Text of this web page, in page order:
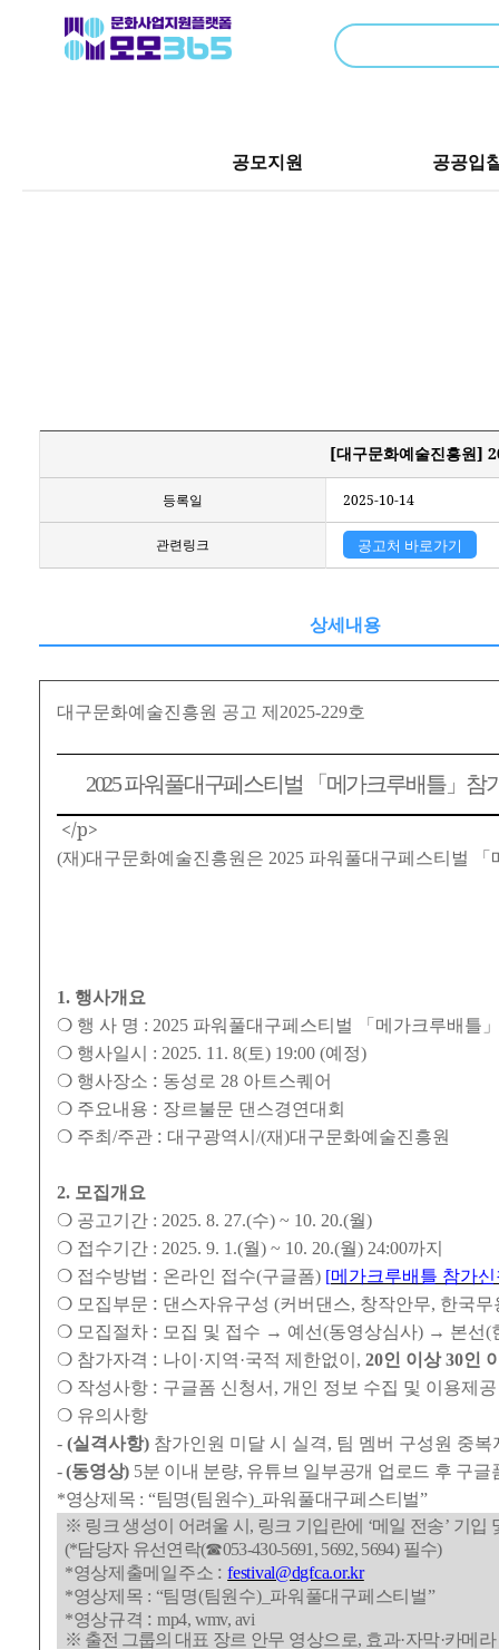
공모지원 공공입
[대구문화예술진흥원]
등록일 2025-10-14
관련링크 공고처 바로가기
상세내용
대구문화예술진흥원 공고 제 2025-229호
2025파워풀대구페스티벌 「 메가크루배틀」 참
</p>
(재)대구문화예술진흥원은 2025 파워풀대구페스티벌 「
1. 행사개요
❍ 행 사 명 : 2025 파워풀대구페스티벌 「 메가크루배틀 」
❍ 행사일시 : 2025. 11. 8(토) 19:00 (예정)
❍ 행사장소 : 동성로 28 아트스퀘어
❍ 주요내용 : 장르불문 댄스경연대회
❍ 주최 /주관 : 대구광역시 /(재)대구문화예술진흥원
2. 모집개요
❍ 공고기간 : 2025. 8. 27.(수) ~ 10. 20.(월)
❍ 접수기간 : 2025. 9. 1.(월) ~ 10. 20.(월) 24:00까지
❍ 접수방법 : 온라인 접수(구글폼) [메가크루배틀 참가신
❍ 모집부문 : 댄스자유구성 (커버댄스, 창작안무, 한국무
❍ 모집절차 : 모집 및 접수 → 예선(동영상심사) → 본선(
❍ 참가자격 : 나이 ·지역 ·국적 제한없이 , 20인 이상30인
❍ 작성사항 : 구글폼 신청서 , 개인 정보 수집 및 이용제
❍ 유의사항
- (실격사항) 참가인원 미달 시 실격, 팀 멤버 구성원 중복
-(동영상) 5분 이내 분량, 유튜브 일부공개 업로드 후 구글
*영상제목 : “팀명(팀원수)_ 파워풀대구페스티벌”
※ 링크 생성이 어려울 시 , 링크 기입란에 ‘메일 전송’ 기입
(*담당자 유선연락(☎053-430-5691, 5692, 5694) 필수)
*영상제출메일주소 :festival@dgfca.or.kr
*영상제목 : “팀명(팀원수)_ 파워풀대구페스티벌”
*영상규격 :mp4, wmv, avi
※ 출전 그룹의 대표 장르 안무 영상으로, 효과·자막·카메